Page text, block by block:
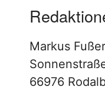
Markus Fußer
66976